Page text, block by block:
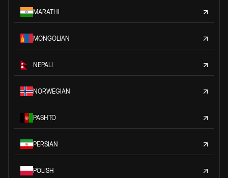
MARATHI
MONGOLIAN
NEPALI
NORWEGIAN
PASHTO
PERSIAN
POLISH